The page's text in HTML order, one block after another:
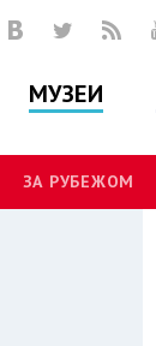
МУЗЕИ
ЗА РУБЕЖОМ